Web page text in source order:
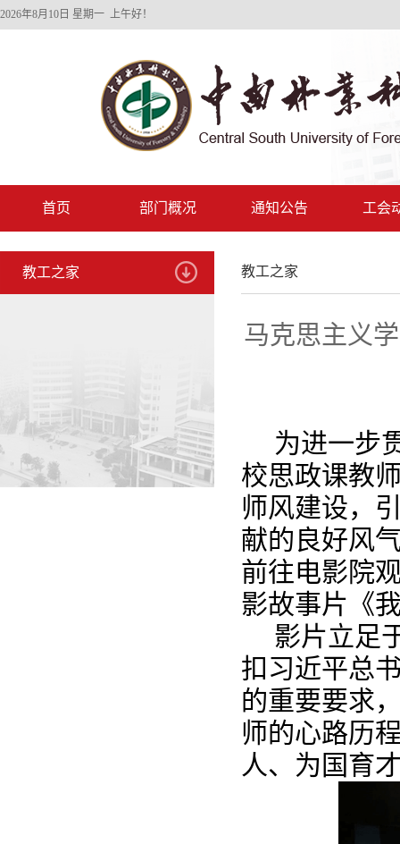
2026年8月10日 星期一 上午好！
首页 部门概况 通知公告 工会
教工之家 教工之家
马克思主义
为进一步
校思政课教
师风建设，
献的良好风
前往电影院
影故事片《
影片立足
扣习近平总
的重要要求
师的心路历
人、为国育